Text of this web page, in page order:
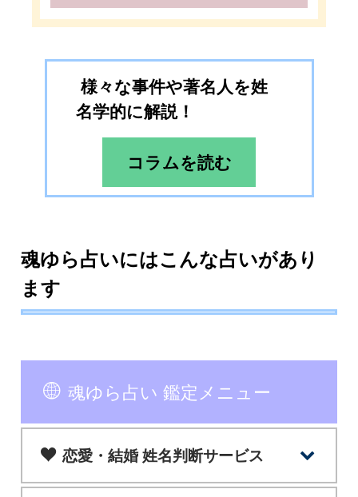
様々な事件や著名人を姓
名学的に解説！
コラムを読む
魂ゆら占いにはこんな占いがあり
ます
魂ゆら占い 鑑定メニュー
恋愛・結婚 姓名判断サービス